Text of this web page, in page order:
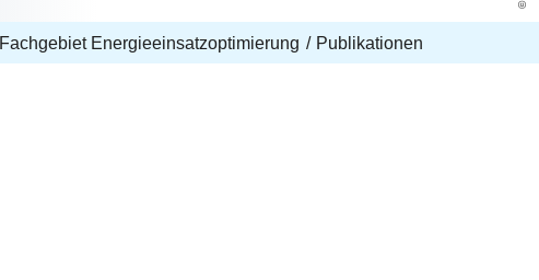
Fachgebiet Energieeinsatzoptimierung Publikationen